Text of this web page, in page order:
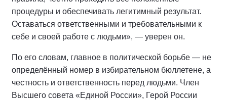
процедуры и обеспечивать легитимный результат.
Оставаться ответственными и требовательными к
себе и своей работе с людьми», — уверен он.
По его словам, главное в политической борьбе — не
определённый номер в избирательном бюллетене, а
честность и ответственность перед людьми. Член
Высшего совета «Единой России», Герой России